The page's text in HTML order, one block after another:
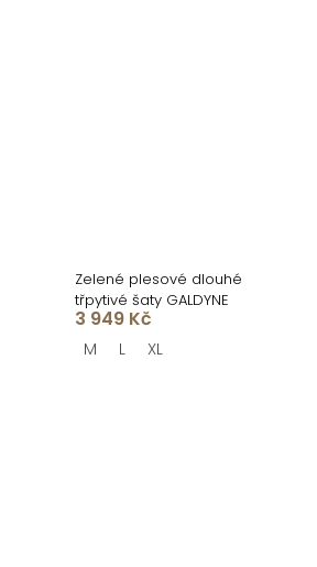
Zelené plesové dlouhé
třpytivé šaty GALDYNE
3 949 Kč
M L XL